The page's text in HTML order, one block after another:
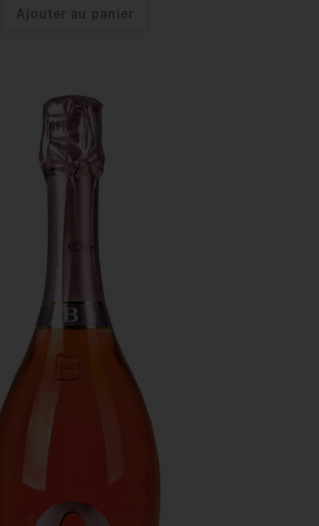
Ajouter au panier